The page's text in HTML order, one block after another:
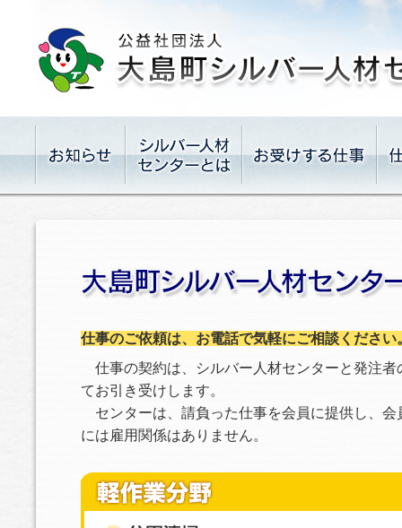
仕事のご依頼は、お電話で気軽にご相談ください
仕事の契約は、シルバー人材センターと発注
てお引き受けします。
センターは、請負った仕事を会員に提供し、
には雇用関係はありません。